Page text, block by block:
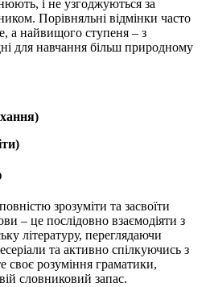
і не узгоджуються за
Порівняльні відмінки часто
а найвищого ступеня – з
для навчання більш природному
зрозуміти та засвоїти
– це послідовно взаємодіяти з
літературу, переглядаючи
та активно спілкуючись з
своє розуміння граматики,
словниковий запас.